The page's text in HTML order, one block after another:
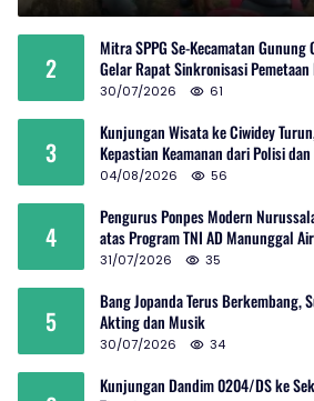
2
Mitra SPPG Se-Kecamatan
Gelar Rapat Sinkronisasi
30/07/2026 61
3
Kunjungan Wisata ke Ciwidey
Kepastian Keamanan dari Polisi
04/08/2026 56
4
Pengurus Ponpes Modern
atas Program TNI AD Manunggal Air
31/07/2026 35
5
Bang Jopanda Terus Berkembang,
Akting dan Musik
30/07/2026 34
Kunjungan Dandim 0204/DS ke